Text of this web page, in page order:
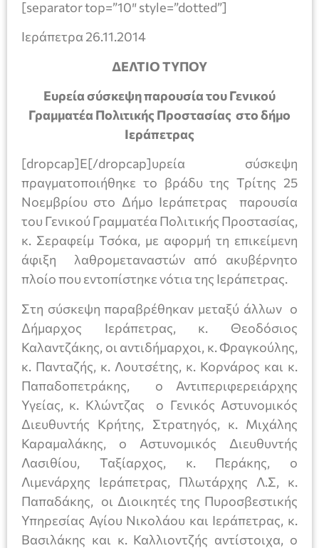
[separator top=”10″ style=”dotted”]
Ιεράπετρα 26.11.2014
ΔΕΛΤΙΟ ΤΥΠΟΥ
Ευρεία σύσκεψη παρουσία του Γενικού
Γραμματέα Πολιτικής Προστασίας στο δήμο
Ιεράπετρας
[dropcap]Ε[/dropcap]υρεία σύσκεψη
πραγματοποιήθηκε το βράδυ της Τρίτης 25
Νοεμβρίου στο Δήμο Ιεράπετρας παρουσία
του Γενικού Γραμματέα Πολιτικής Προστασίας,
κ. Σεραφείμ Τσόκα, με αφορμή τη επικείμενη
άφιξη λαθρομεταναστών από ακυβέρνητο
πλοίο που εντοπίστηκε νότια της Ιεράπετρας.
Στη σύσκεψη παραβρέθηκαν μεταξύ άλλων ο
Δήμαρχος Ιεράπετρας, κ. Θεοδόσιος
Καλαντζάκης, οι αντιδήμαρχοι, κ. Φραγκούλης,
κ. Πανταζής, κ. Λουτσέτης, κ. Κορνάρος και κ.
Παπαδοπετράκης, ο Αντιπεριφερειάρχης
Υγείας, κ. Κλώντζας ο Γενικός Αστυνομικός
Διευθυντής Κρήτης, Στρατηγός, κ. Μιχάλης
Καραμαλάκης, ο Αστυνομικός Διευθυντής
Λασιθίου, Ταξίαρχος, κ. Περάκης, ο
Λιμενάρχης Ιεράπετρας, Πλωτάρχης Λ.Σ, κ.
Παπαδάκης, οι Διοικητές της Πυροσβεστικής
Υπηρεσίας Αγίου Νικολάου και Ιεράπετρας, κ.
Βασιλάκης και κ. Καλλιοντζής αντίστοιχα, ο